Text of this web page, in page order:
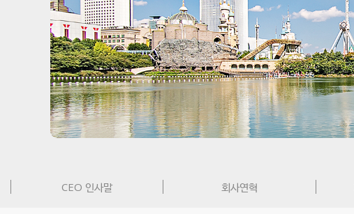
CEO 인사말 회사연혁